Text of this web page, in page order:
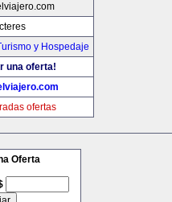
y Hospedaje
una oferta!
ofertas
Oferta